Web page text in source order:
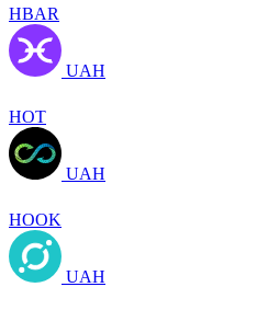
HBAR
UAH
HOT
UAH
HOOK
UAH